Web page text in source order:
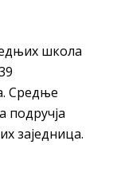
школа
Средње
подручја
заједница.